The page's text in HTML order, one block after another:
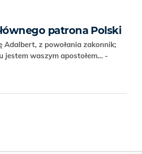
patrona Polski
Adalbert, z powołania zakonnik;
jestem waszym apostołem… -